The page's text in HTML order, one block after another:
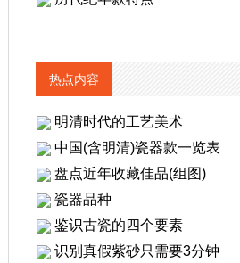
热点内容
明清时代的工艺美术
中国(含明清)瓷器款一览表
盘点近年收藏佳品(组图)
瓷器品种
鉴识古瓷的四个要素
识别真假紫砂只需要3分钟